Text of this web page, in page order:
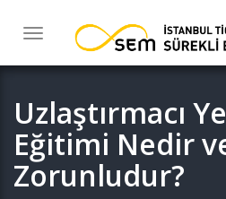
Toggle
navigation
Uzlaştırmacı
Eğitimi Nedir
Zorunludur?